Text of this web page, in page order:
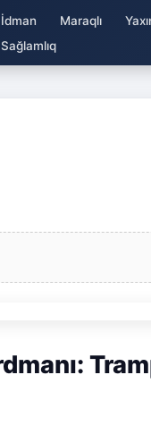
İdman Maraqlı
Sağlamlıq